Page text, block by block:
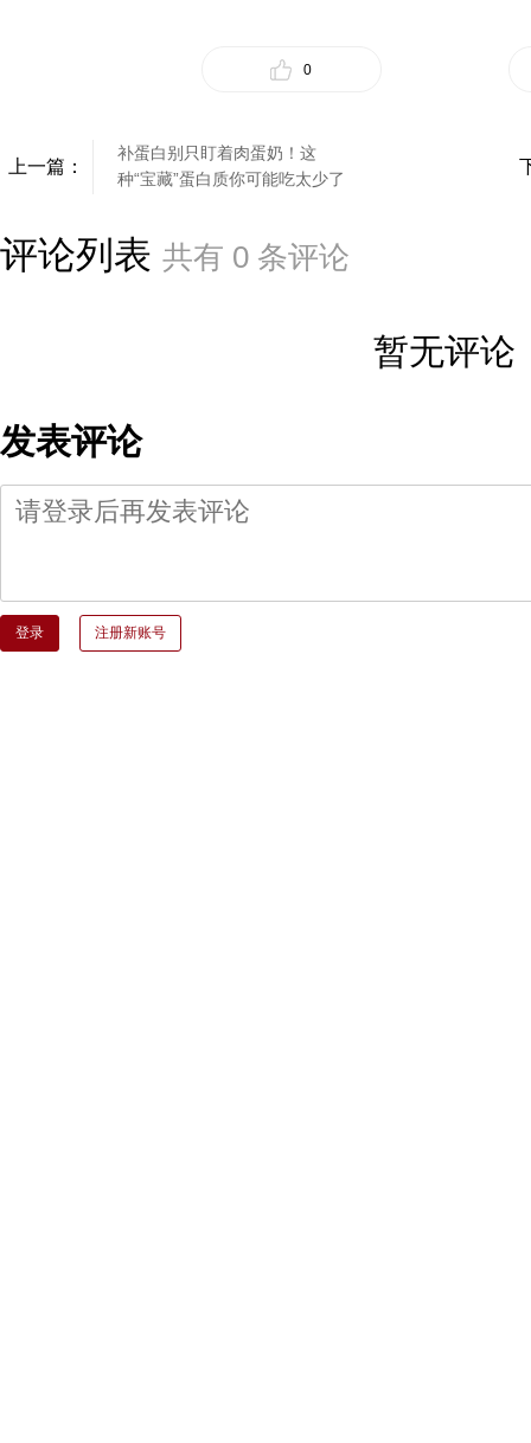
0
上一篇：
补蛋白别只盯着肉蛋奶！这
种“宝藏”蛋白质你可能吃太少了
评论列表 共有 0 条评论
暂无评论
发表评论
登录 注册新账号